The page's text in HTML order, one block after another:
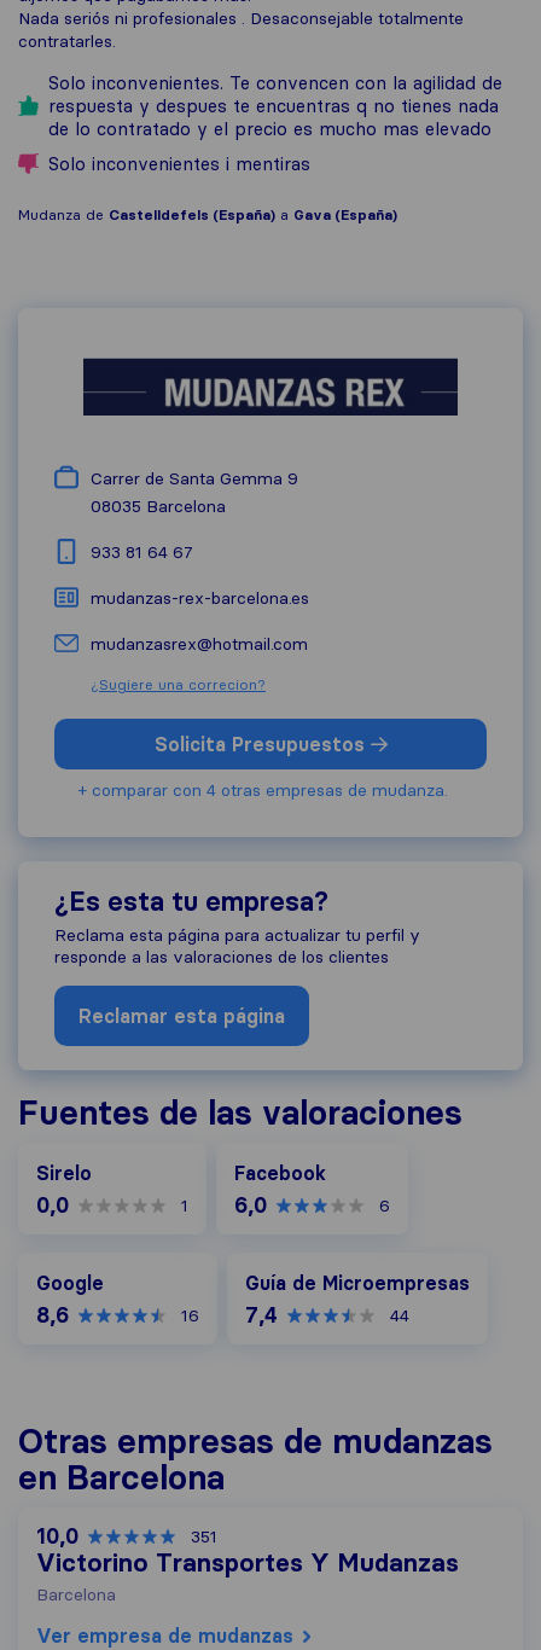
Nada seriós ni profesionales . Desaconsejable totalmente
contratarles.
Solo inconvenientes. Te convencen con la agilidad de
respuesta y despues te encuentras q no tienes nada
de lo contratado y el precio es mucho mas elevado
Solo inconvenientes i mentiras
Mudanza de Castelldefels (España) a Gava (España)
Carrer de Santa Gemma 9
08035 Barcelona
933 81 64 67
mudanzas-rex-barcelona.es
mudanzasrex@ hotmail.com
¿Sugiere una correcion?
Solicita Presupuestos
+ comparar con 4 otras empresas de mudanza.
¿Es esta tu empresa?
Reclama esta página para actualizar tu perfil y
responde a las valoraciones de los clientes
Reclamar esta página
Fuentes de las valoraciones
Sirelo
0,0 1
Facebook
6,0 6
Google
8,6 16
Guía de Microempresas
7,4 44
Otras empresas de mudanzas
en Barcelona
10,0 351
Victorino Transportes Y Mudanzas
Barcelona
Ver empresa de mudanzas